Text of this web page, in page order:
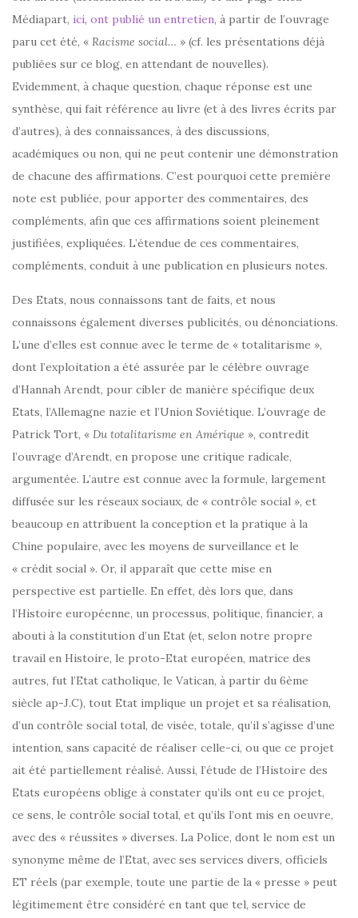
Médiapart, ici, ont publié un entretien, à partir de l’ouvrage
paru cet été, « Racisme social… » (cf. les présentations déjà
publiées sur ce blog, en attendant de nouvelles).
Evidemment, à chaque question, chaque réponse est une
synthèse, qui fait référence au livre (et à des livres écrits par
d’autres), à des connaissances, à des discussions,
académiques ou non, qui ne peut contenir une démonstration
de chacune des affirmations. C’est pourquoi cette première
note est publiée, pour apporter des commentaires, des
compléments, afin que ces affirmations soient pleinement
justifiées, expliquées. L’étendue de ces commentaires,
compléments, conduit à une publication en plusieurs notes.
Des Etats, nous connaissons tant de faits, et nous
connaissons également diverses publicités, ou dénonciations.
L’une d’elles est connue avec le terme de « totalitarisme »,
dont l’exploitation a été assurée par le célèbre ouvrage
d’Hannah Arendt, pour cibler de manière spécifique deux
Etats, l’Allemagne nazie et l’Union Soviétique. L’ouvrage de
Patrick Tort, « Du totalitarisme en Amérique », contredit
l’ouvrage d’Arendt, en propose une critique radicale,
argumentée. L’autre est connue avec la formule, largement
diffusée sur les réseaux sociaux, de « contrôle social », et
beaucoup en attribuent la conception et la pratique à la
Chine populaire, avec les moyens de surveillance et le
« crédit social ». Or, il apparaît que cette mise en
perspective est partielle. En effet, dès lors que, dans
l’Histoire européenne, un processus, politique, financier, a
abouti à la constitution d’un Etat (et, selon notre propre
travail en Histoire, le proto-Etat européen, matrice des
autres, fut l’Etat catholique, le Vatican, à partir du 6ème
siècle ap-J.C), tout Etat implique un projet et sa réalisation,
d’un contrôle social total, de visée, totale, qu’il s’agisse d’une
intention, sans capacité de réaliser celle-ci, ou que ce projet
ait été partiellement réalisé. Aussi, l’étude de l’Histoire des
Etats européens oblige à constater qu’ils ont eu ce projet,
ce sens, le contrôle social total, et qu’ils l’ont mis en oeuvre,
avec des « réussites » diverses. La Police, dont le nom est un
synonyme même de l’Etat, avec ses services divers, officiels
ET réels (par exemple, toute une partie de la « presse » peut
légitimement être considéré en tant que tel, service de